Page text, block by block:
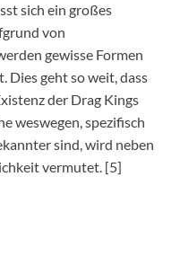
sich ein großes
von
gewisse Formen
Dies geht so weit, dass
der Drag Kings
weswegen, spezifisch
sind, wird neben
vermutet. [5]